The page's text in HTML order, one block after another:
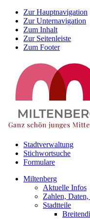
Zur Hauptnavigation
Zur Unternavigation
Zum Inhalt
Zur Seitenleiste
Zum Footer
Stadtverwaltung
Stichwortsuche
Formulare
Miltenberg
Aktuelle Infos
Zahlen, Daten,
Stadtteile